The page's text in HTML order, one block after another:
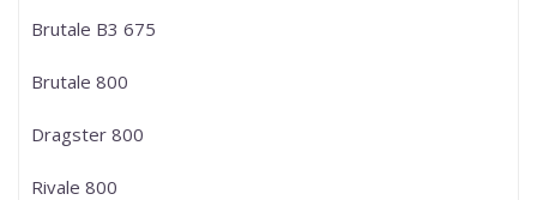
Brutale B3 675
Brutale 800
Dragster 800
Rivale 800